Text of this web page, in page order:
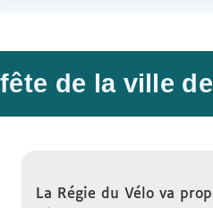
fête de la ville
La Régie du Vélo va